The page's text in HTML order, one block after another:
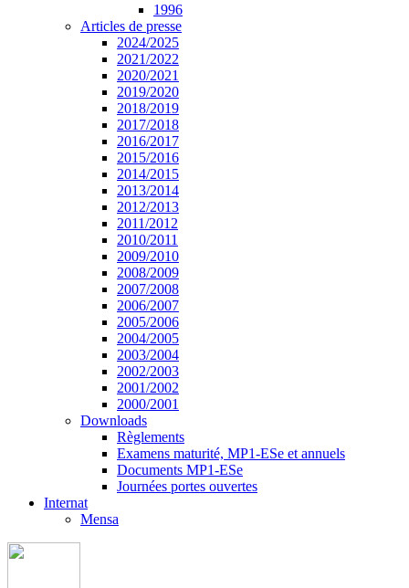
1996
Articles de presse
2024/2025
2021/2022
2020/2021
2019/2020
2018/2019
2017/2018
2016/2017
2015/2016
2014/2015
2013/2014
2012/2013
2011/2012
2010/2011
2009/2010
2008/2009
2007/2008
2006/2007
2005/2006
2004/2005
2003/2004
2002/2003
2001/2002
2000/2001
Downloads
Règlements
Examens maturité, MP1-ESe et annuels
Documents MP1-ESe
Journées portes ouvertes
Internat
Mensa